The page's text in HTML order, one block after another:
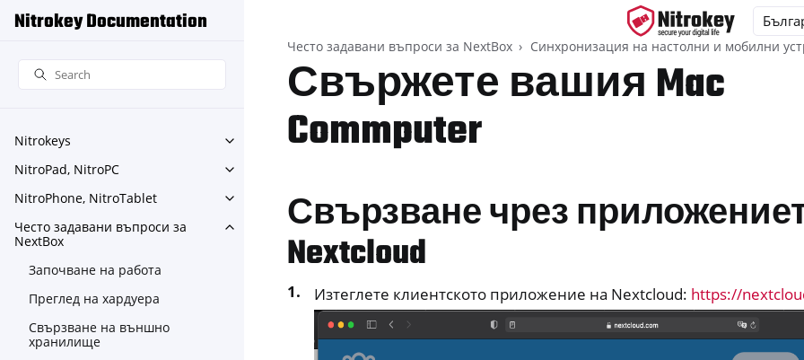
Nitrokey Documentation
Nitrokeys
Toggle navigation of Nitrokeys
NitroPad, NitroPC
Toggle navigation of NitroPad, NitroPC
NitroPhone, NitroTablet
Toggle navigation of NitroPhone, NitroTablet
Често задавани въпроси за
NextBox
Toggle navigation of Често задавани въпроси за NextBox
Започване на работа
Преглед на хардуера
Свързване на външно
хранилище
Често задавани въпроси за NextBox Синхронизация на настолни и мобилни
Свържете вашия Mac
Commputer
Свързване чрез
Nextcloud
Изтеглете клиентското приложение на Nextcloud: https://